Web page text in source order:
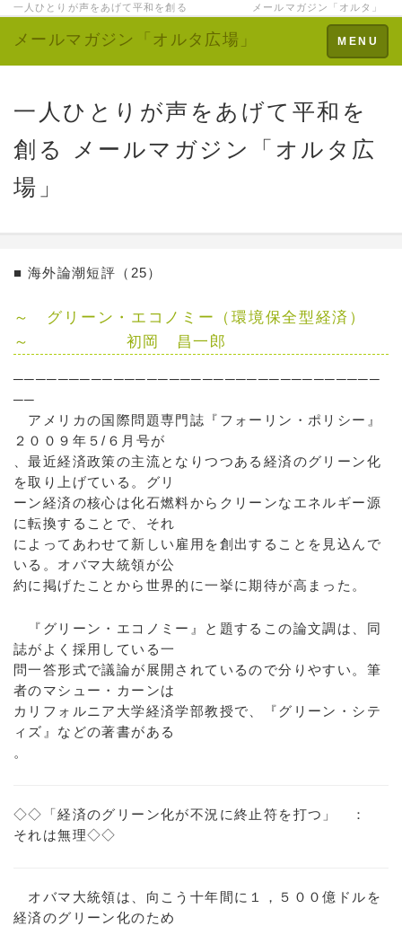
一人ひとりが声をあげて平和を創る メールマガジン「オルタ」
Toggle
navigation
MENU
メールマガジン「オルタ広場」
一人ひとりが声をあげて平和を
創る メールマガジン「オルタ広
場」
■ 海外論潮短評（25）
～ グリーン・エコノミー（環境保全型経済）
～ 初岡 昌一郎
─────────────────────────────────
──
アメリカの国際問題専門誌『フォーリン・ポリシー』
２００９年５/６月号が
、最近経済政策の主流となりつつある経済のグリーン化
を取り上げている。グリ
ーン経済の核心は化石燃料からクリーンなエネルギー源
に転換することで、それ
によってあわせて新しい雇用を創出することを見込んで
いる。オバマ大統領が公
約に掲げたことから世界的に一挙に期待が高まった。
『グリーン・エコノミー』と題するこの論文調は、同
誌がよく採用している一
問一答形式で議論が展開されているので分りやすい。筆
者のマシュー・カーンは
カリフォルニア大学経済学部教授で、『グリーン・シテ
ィズ』などの著書がある
。
◇◇「経済のグリーン化が不況に終止符を打つ」 ：
それは無理◇◇
オバマ大統領は、向こう十年間に１，５００億ドルを
経済のグリーン化のため